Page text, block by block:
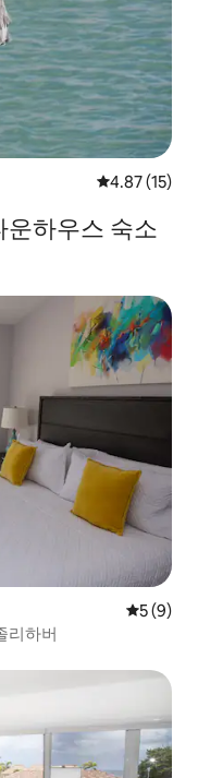
평점 4.87점
4.87 (15)
운하우스 숙소
평점 5점
5 (9)
리하버